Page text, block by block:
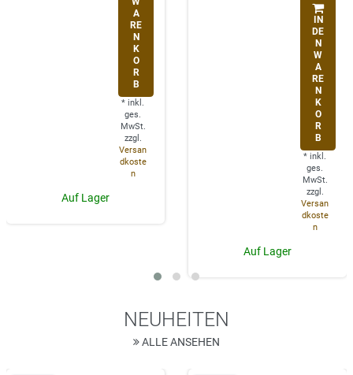
A
RE
N
K
O
R
B
* inkl.
ges.
MwSt.
zzgl.
Versan
dkoste
n
Auf Lager
IN
DE
N
W
A
RE
N
K
O
R
B
* inkl.
ges.
MwSt.
zzgl.
Versan
dkoste
n
Auf Lager
NEUHEITEN
ALLE ANSEHEN